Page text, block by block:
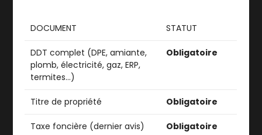
DOCUMENT STATUT
DDT complet (DPE, amiante,
plomb, électricité, gaz, ERP,
termites…)
Obligatoire
Titre de propriété Obligatoire
Taxe foncière (dernier avis) Obligatoire